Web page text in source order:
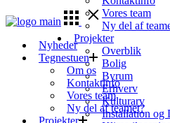
Vores team
Ny del af
Projekter
Overblik
Bolig
Byrum
Erhverv
Kulturarv
Installation og
Nyheder
Tegnestuen
Om os
Kontaktinfo
Vores team
Ny del af teamet?
Projekter